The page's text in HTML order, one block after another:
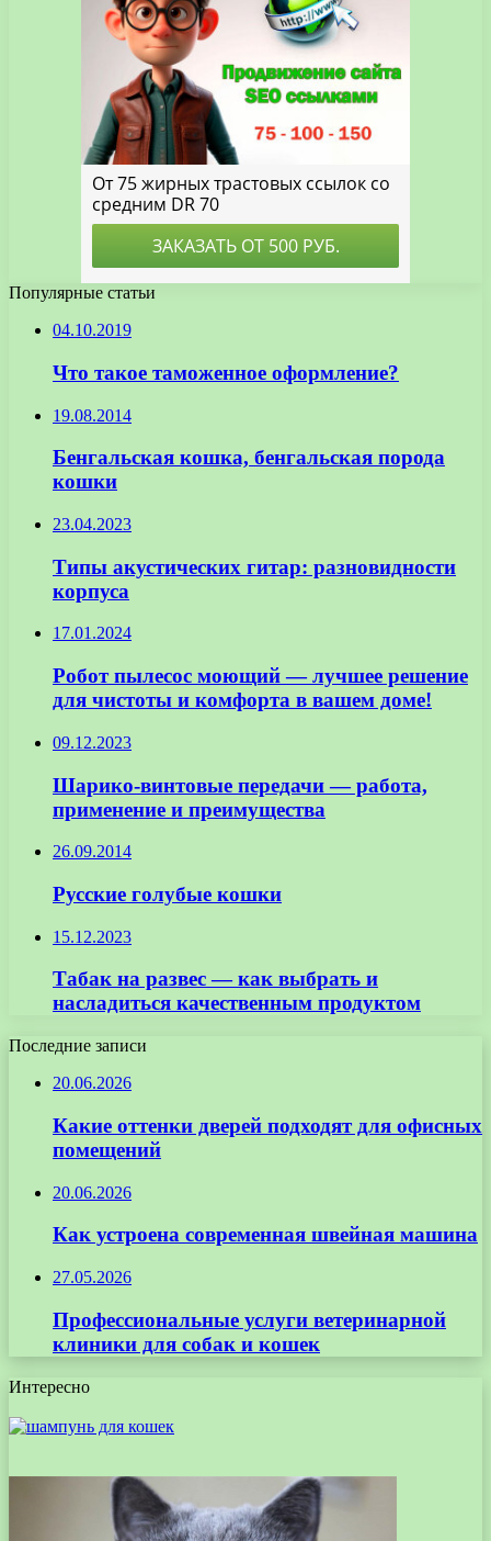
Популярные статьи
04.10.2019
Что такое таможенное оформление?
19.08.2014
Бенгальская кошка, бенгальская порода
кошки
23.04.2023
Типы акустических гитар: разновидности
корпуса
17.01.2024
Робот пылесос моющий — лучшее решение
для чистоты и комфорта в вашем доме!
09.12.2023
Шарико-винтовые передачи — работа,
применение и преимущества
26.09.2014
Русские голубые кошки
15.12.2023
Табак на развес — как выбрать и
насладиться качественным продуктом
Последние записи
20.06.2026
Какие оттенки дверей подходят для офисных
помещений
20.06.2026
Как устроена современная швейная машина
27.05.2026
Профессиональные услуги ветеринарной
клиники для собак и кошек
Интересно